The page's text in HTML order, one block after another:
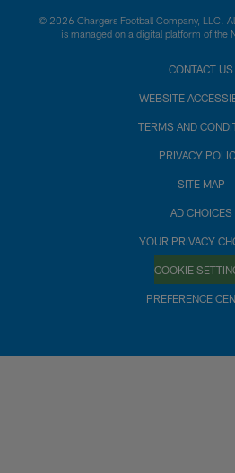
© 2026 Chargers Football Company, LLC.
is managed on a digital platform of the
CONTACT US
WEBSITE
TERMS AND
PRIVACY
SITE MAP
AD CHOICES
YOUR PRIVACY
COOKIE
PREFERENCE